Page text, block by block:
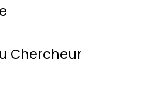
Chercheur